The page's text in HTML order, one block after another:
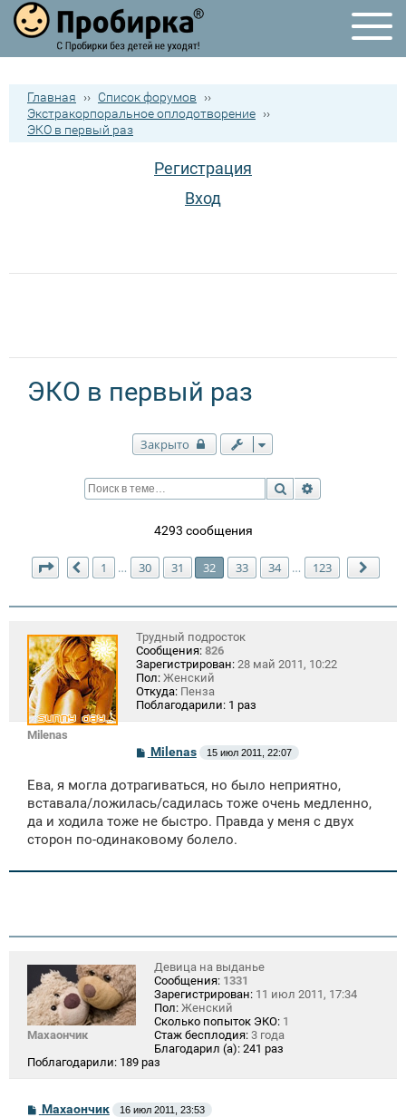
Главная ›› Список форумов
››
Экстракорпоральное оплодотворение ››
ЭКО в первый раз
Регистрация
Вход
ЭКО в первый раз
Закрыто
Поиск
4293 сообщения
Страница 32 из123
Пред.
1 … 30 31 32 33 34 … 123
Milenas
Трудный подросток
Сообщения: 826
Зарегистрирован: 28 май 2011, 10:22
Пол: Женский
Откуда: Пенза
Поблагодарили: 1 раз
С
б
щ
н
и
Milenas 15 июл 2011, 22:07
Ева, я могла дотрагиваться, но было неприятно,
вставала/ложилась/садилась тоже очень медленно,
да и ходила тоже не быстро. Правда у меня с двух
сторон по-одинаковому болело.
Махаончик
Девица на выданье
Сообщения: 1331
Зарегистрирован: 11 июл 2011, 17:34
Пол: Женский
Сколько попыток ЭКО: 1
Стаж бесплодия: 3 года
Благодарил (а): 241 раз
Поблагодарили: 189 раз
СМахаончик 16 июл 2011, 23:53